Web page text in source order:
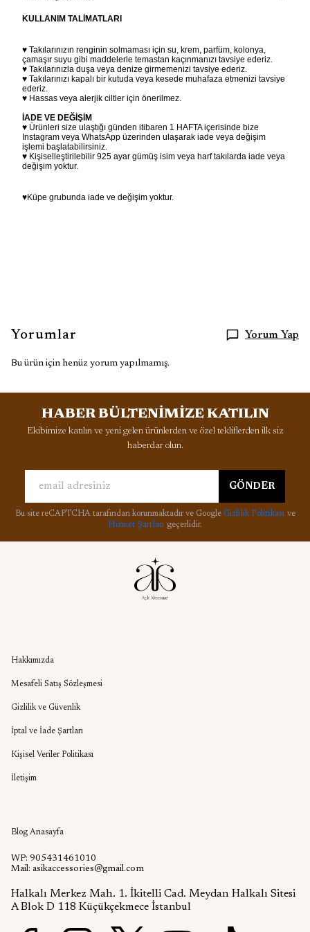
KULLANIM TALİMATLARI
♥ Takılarınızın renginin solmaması için su, krem, parfüm, kolonya,
çamaşır suyu gibi maddelerle temastan kaçınmanızı tavsiye ederiz.
♥ Takılarınızla duşa veya denize girmemenizi tavsiye ederiz.
♥ Takılarınızı kapalı bir kutuda veya kesede muhafaza etmenizi tavsiye
ederiz.
♥ Hassas veya alerjik ciltler için önerilmez.
İADE VE DEĞİŞİM
♥ Ürünleri size ulaştığı günden itibaren 1 HAFTA içerisinde bize
Instagram veya WhatsApp üzerinden ulaşarak iade veya değişim
işlemi başlatabilirsiniz.
♥ Kişiselleştirilebilir 925 ayar gümüş isim veya harf takılarda iade veya
değişim yoktur.
♥Küpe grubunda iade ve değişim yoktur.
Yorumlar Yorum Yap
Bu ürün için henüz yorum yapılmamış.
HABER BÜLTENİMİZE KATILIN
Ekibimize katılın ve yeni gelen ürünlerden ve özel tekliflerden ilk siz
haberdar olun.
GÖNDER
Bu site reCAPTCHA tarafından korunmaktadır ve Google Gizlilik Politikası ve
Hizmet Şartları geçerlidir.
Hakkımızda
Mesafeli Satış Sözleşmesi
Gizlilik ve Güvenlik
İptal ve İade Şartları
Kişisel Veriler Politikası
İletişim
Blog Anasayfa
WP: 905431461010
Mail: asikaccessories@gmail.com
Halkalı Merkez Mah. 1. İkitelli Cad. Meydan Halkalı Sitesi
A Blok D 118 Küçükçekmece İstanbul